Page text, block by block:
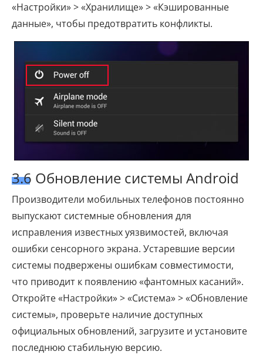
«Настройки» > «Хранилище» > «Кэшированные
данные», чтобы предотвратить конфликты.
3.6 Обновление системы Android
Производители мобильных телефонов постоянно
выпускают системные обновления для
исправления известных уязвимостей, включая
ошибки сенсорного экрана. Устаревшие версии
системы подвержены ошибкам совместимости,
что приводит к появлению «фантомных касаний».
Откройте «Настройки» > «Система» > «Обновление
системы», проверьте наличие доступных
официальных обновлений, загрузите и установите
последнюю стабильную версию.